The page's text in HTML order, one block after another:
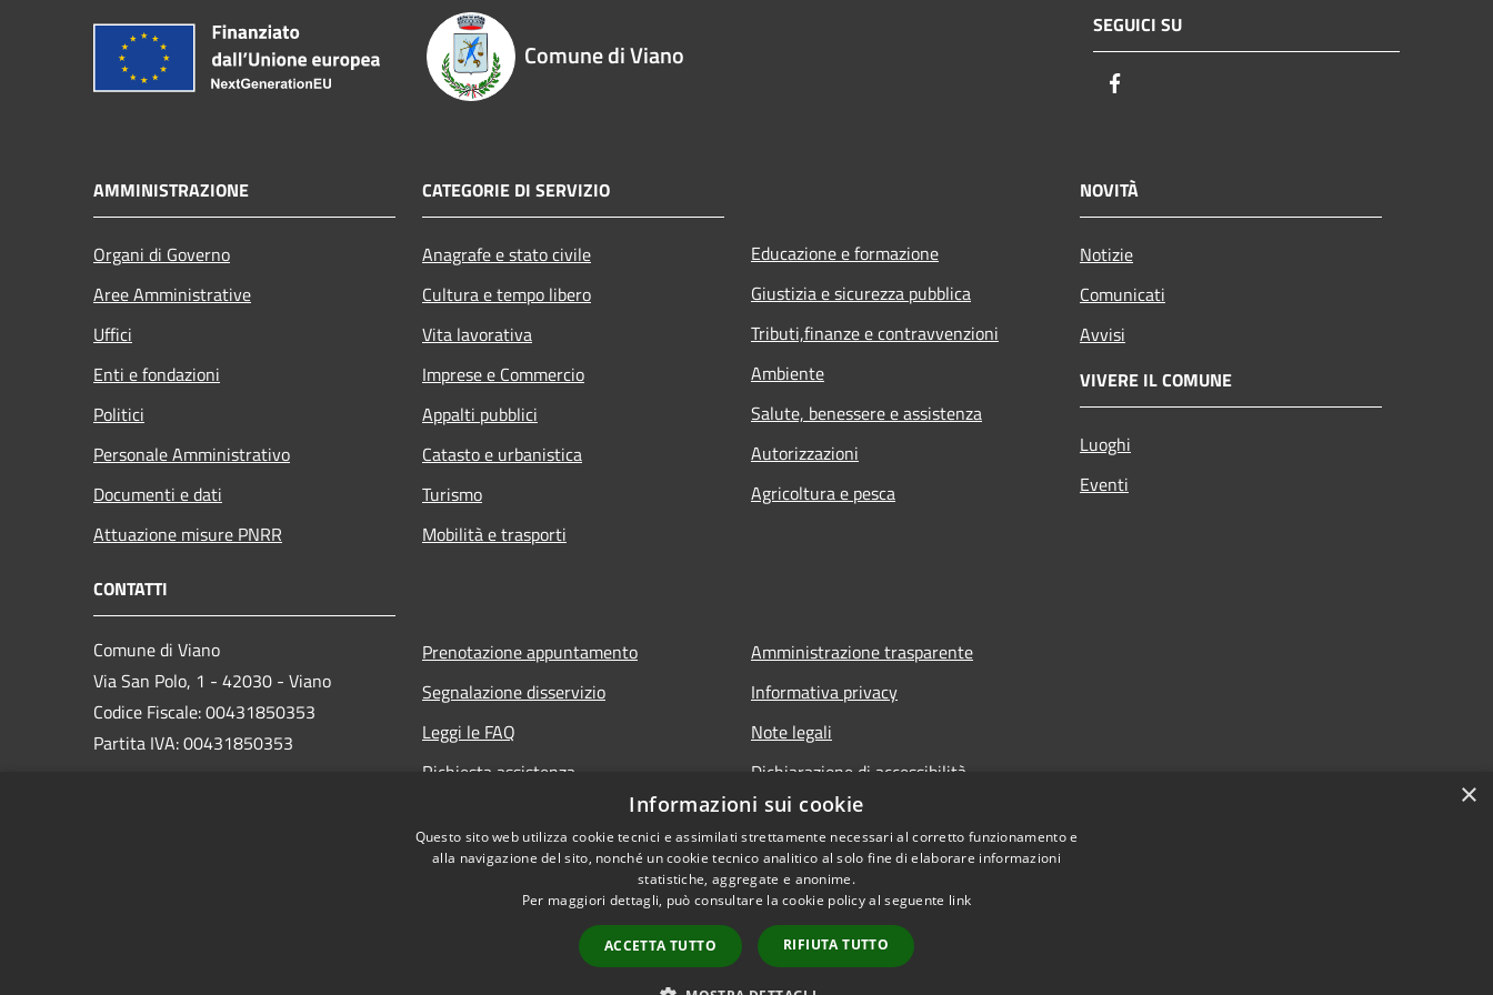
Comune di Viano
SEGUICI SU
AMMINISTRAZIONE
Organi di Governo
Aree Amministrative
Uffici
Enti e fondazioni
Politici
Personale Amministrativo
Documenti e dati
Attuazione misure PNRR
CATEGORIE DI SERVIZIO
Anagrafe e stato civile
Cultura e tempo libero
Vita lavorativa
Imprese e Commercio
Appalti pubblici
Catasto e urbanistica
Turismo
Mobilità e trasporti
Educazione e formazione
Giustizia e sicurezza pubblica
Tributi,finanze e contravvenzioni
Ambiente
Salute, benessere e assistenza
Autorizzazioni
Agricoltura e pesca
NOVITÀ
Notizie
Comunicati
Avvisi
VIVERE IL COMUNE
Luoghi
Eventi
CONTATTI
Comune di Viano
Via San Polo, 1 - 42030 - Viano
Codice Fiscale: 00431850353
Partita IVA: 00431850353
Prenotazione appuntamento
Segnalazione disservizio
Leggi le FAQ
Richiesta assistenza
Amministrazione trasparente
Informativa privacy
Note legali
Dichiarazione di accessibilità
Piano di miglioramento del sito
Copyright © 2026 • Comune di Viano • Powered by
×
Informazioni sui cookie
Questo sito web utilizza cookie tecnici e assimilati strettamente necessari al corretto funzionamento e
alla navigazione del sito, nonché un cookie tecnico analitico al solo fine di elaborare informazioni
statistiche, aggregate e anonime.
Per maggiori dettagli, può consultare la cookie policy al seguente link
ACCETTA TUTTO RIFIUTA TUTTO